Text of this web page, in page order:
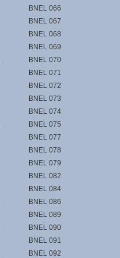
BNEL 066
BNEL 067
BNEL 068
BNEL 069
BNEL 070
BNEL 071
BNEL 072
BNEL 073
BNEL 074
BNEL 075
BNEL 077
BNEL 078
BNEL 079
BNEL 082
BNEL 084
BNEL 086
BNEL 089
BNEL 090
BNEL 091
BNEL 092